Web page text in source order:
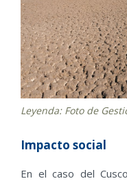
Leyenda: Foto de
Impacto social
En el caso del